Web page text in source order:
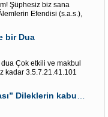
Şüphesiz biz sana
Efendisi (s.a.s.),
bir Dua
Çok etkili ve makbul
kadar 3.5.7.21.41.101